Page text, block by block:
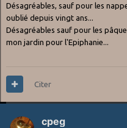
Désagréables, sauf pour les
oublié depuis vingt ans...
Désagréables sauf pour les
mon jardin pour l'Epiphanie...
Citer
cpeg